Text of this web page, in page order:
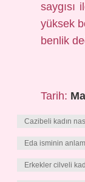
saygısı
yüksek
benlik
Tarih:
Cazibeli kadın
Eda isminin
Erkekler cilveli